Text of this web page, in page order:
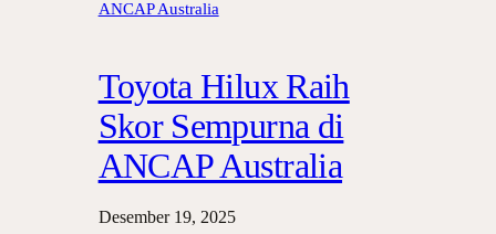
Toyota Hilux Raih
Skor Sempurna di
ANCAP Australia
Desember 19, 2025